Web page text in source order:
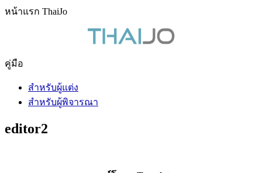
หน้าแรก ThaiJo
คู่มือ
สำหรับผู้แต่ง
สำหรับผู้พิจารณา
editor2